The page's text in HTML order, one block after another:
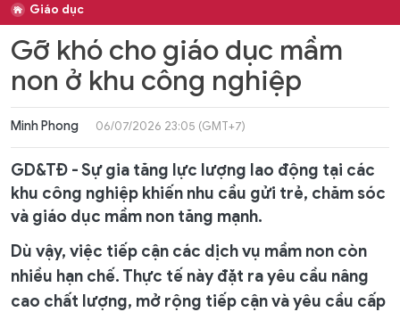
Giáo dục
Gỡ khó cho giáo dục mầm
non ở khu công nghiệp
Minh Phong 06/07/2026 23:05 (GMT+7)
GD&TĐ - Sự gia tăng lực lượng lao động tại các
khu công nghiệp khiến nhu cầu gửi trẻ, chăm sóc
và giáo dục mầm non tăng mạnh.
Dù vậy, việc tiếp cận các dịch vụ mầm non còn
nhiều hạn chế. Thực tế này đặt ra yêu cầu nâng
cao chất lượng, mở rộng tiếp cận và yêu cầu cấp